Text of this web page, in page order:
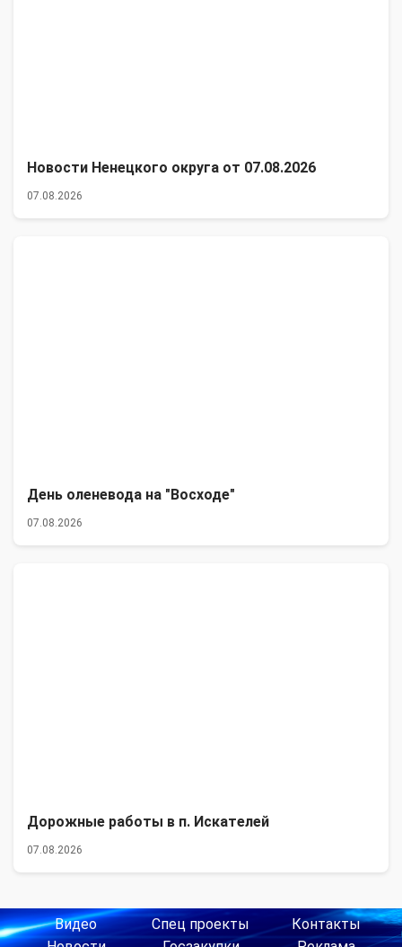
Новости Ненецкого округа от 07.08.2026
07.08.2026
День оленевода на "Восходе"
07.08.2026
Дорожные работы в п. Искателей
07.08.2026
Видео
Спец проекты
Контакты